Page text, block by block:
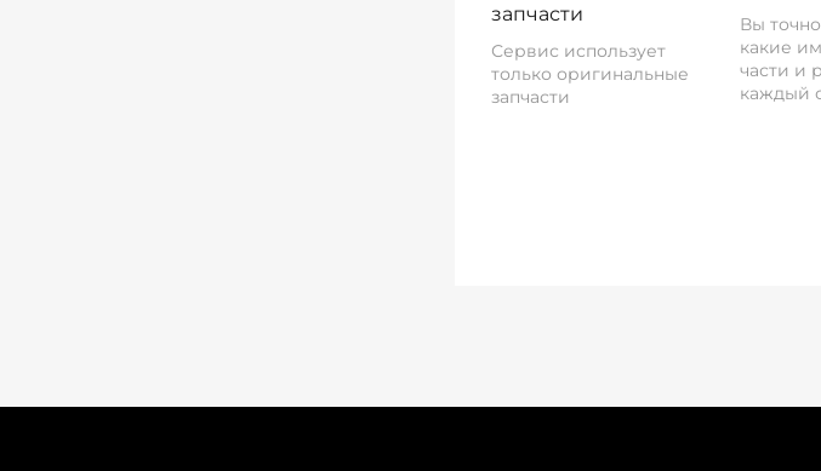
запчасти
Сервис использует
только оригинальные
запчасти
Вы
какие
части и
каждый